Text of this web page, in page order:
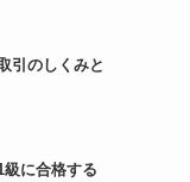
引のしくみと
に合格する